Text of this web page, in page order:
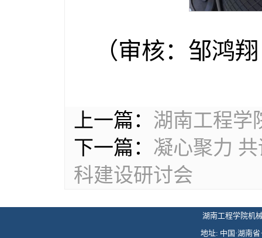
（审核：邹鸿
上一篇： 湖南工程学
下一篇： 凝心聚力
科建设研讨会
湖南工程学院机
地址: 中国·湖南